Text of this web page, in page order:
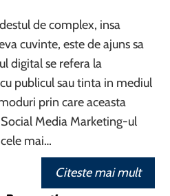
de complex, insa
cuvinte, este de ajuns sa
digital se refera la
publicul sau tinta in mediul
prin care aceasta
Media Marketing-ul
mai…
Citeste mai mult